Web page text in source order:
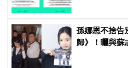
孫娜恩不捨告
歸》！曬與蘇